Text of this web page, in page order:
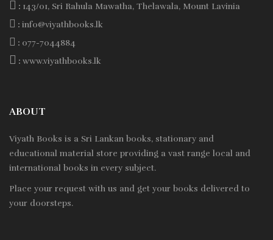
: 143/01, Sri Rahula Mawatha, Thelawala, Mount Lavinia
: info@viyathbooks.lk
: 077-7044884
: www.viyathbooks.lk
ABOUT
Viyath Books is a Sri Lankan books, stationary and
educational material store providing a vast range local and
international books in every subject.
Place your request with us and get your books delivered to
your doorsteps.